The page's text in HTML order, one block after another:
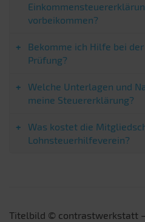
vorbeikommen?
Bekomme ich Hilfe bei
Prüfung?
Welche Unterlagen und
meine Steuererklärung?
Was kostet die
Lohnsteuerhilfeverein?
Titelbild © contrastwerkstatt